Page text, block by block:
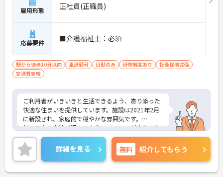
雇用形態 正社員(正職員)
応募要件 ■介護福祉士：必須
駅から徒歩10分以内 車通勤可 日勤のみ 研修制度あり
社会保険完備
交通費支給
ご利用者がいきいきと生活できるよう、寄り添った
快適な住まいを提供しています。施設は2021年2月
に新設され、家庭的で穏やかな雰囲気です。
社員同士の交流が深まるよう、イベントが実施され
ているため、アットホームな雰囲気の職場です。ま
た、勤務時間は日勤のみなので、家庭との両立もし
やすい環境です。
ご興味のある方には、面接対策ポイントなど、さら
に詳細をお話しいたしますのでお気軽にご相談くだ
詳細を見る 無料 紹介してもらう